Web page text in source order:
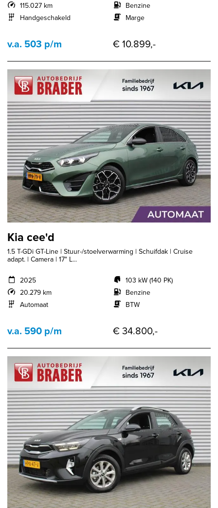
115.027 km
Handgeschakeld
Benzine
Marge
v.a. 503 p/m € 10.899,-
Kia cee'd
1.5 T-GDi GT-Line | Stuur-/stoelverwarming | Schuifdak | Cruise
adapt. | Camera | 17" L...
2025
20.279 km
Automaat
103 kW (140 PK)
Benzine
BTW
v.a. 590 p/m € 34.800,-